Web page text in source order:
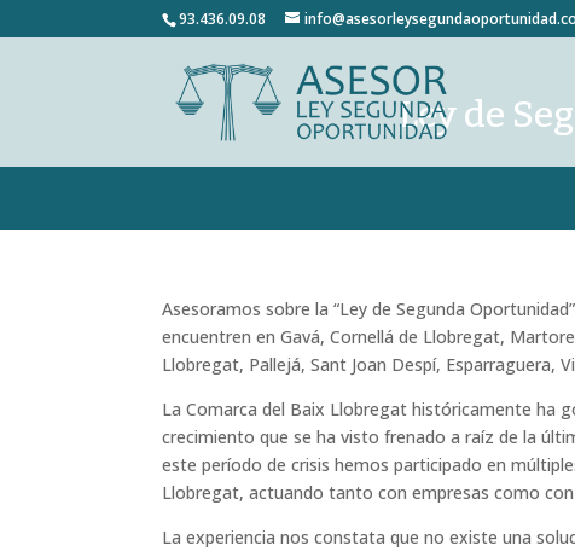
93.436.09.08
Ley de
Asesoramos sobre la “Ley de Segunda Oportunidad
encuentren en Gavá, Cornellá de Llobregat,
Llobregat, Pallejá, Sant Joan Despí, Esparraguera,
La Comarca del Baix Llobregat históricamente ha
crecimiento que se ha visto frenado a raíz de la
este período de crisis hemos participado en
Llobregat, actuando tanto con empresas como
La experiencia nos constata que no existe una